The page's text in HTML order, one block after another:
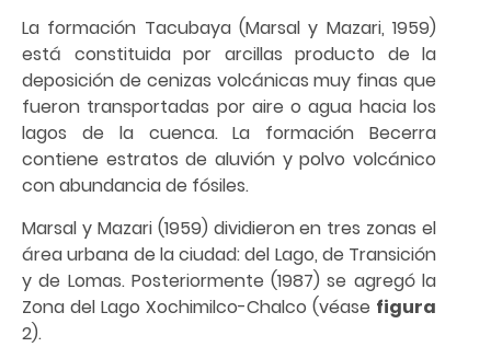
La formación Tacubaya (Marsal y Mazari, 1959)
está constituida por arcillas producto de la
deposición de cenizas volcánicas muy finas que
fueron transportadas por aire o agua hacia los
lagos de la cuenca. La formación Becerra
contiene estratos de aluvión y polvo volcánico
con abundancia de fósiles.
Marsal y Mazari (1959) dividieron en tres zonas el
área urbana de la ciudad: del Lago, de Transición
y de Lomas. Posteriormente (1987) se agregó la
Zona del Lago Xochimilco-Chalco (véase figura
2).